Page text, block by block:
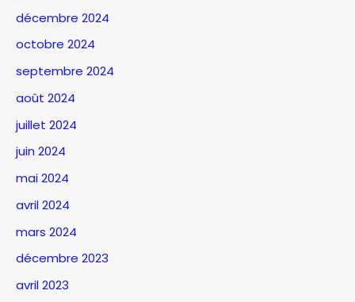
décembre 2024
octobre 2024
septembre 2024
août 2024
juillet 2024
juin 2024
mai 2024
avril 2024
mars 2024
décembre 2023
avril 2023